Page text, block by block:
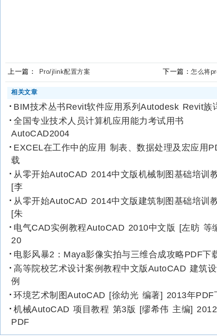
上一篇： Pro/jlink配置方案 下一篇： 怎么将
相关文章
BIM技术丛书Revit软件应用系列Autodesk Revit族
全国专业技术人员计算机应用能力考试用书
AutoCAD2004
EXCEL在工作中的应用 制表、数据处理及宏应用
载
从零开始AutoCAD 2014中文版机械制图基础培训
[李
从零开始AutoCAD 2014中文版建筑制图基础培训
[朱
电气CAD实例教程AutoCAD 2010中文版 [左昉 等
20
电影风暴2：Maya影像实拍与三维合成攻略PDF下
高等院校艺术设计案例教程中文版AutoCAD 建筑
例
环境艺术制图AutoCAD [徐幼光 编著] 2013年PDF
机械AutoCAD 项目教程 第3版 [缪希伟 主编]
PDF